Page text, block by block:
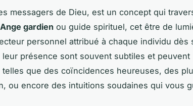
messagers de Dieu, est un concept qui
Ange gardien ou guide spirituel, cet être de
personnel attribué à chaque individu dès
présence sont souvent subtiles et peuvent
que des coïncidences heureuses, des
ou encore des intuitions soudaines qui vous